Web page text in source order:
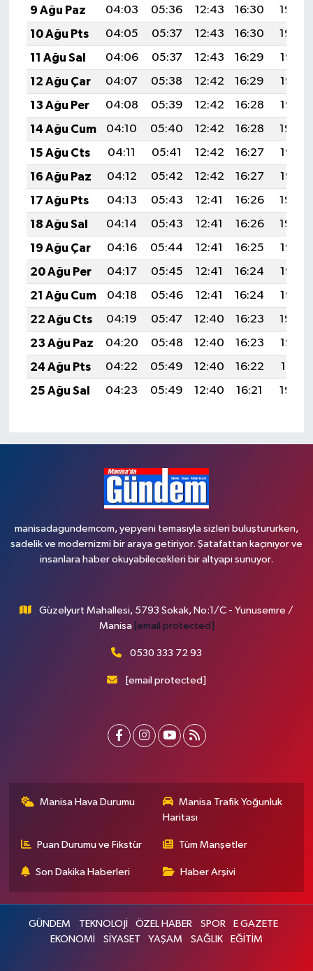
9 Ağu Paz
04:03 05:36 12:43 16:30
19:40
10 Ağu Pts
04:05 05:37 12:43 16:30
19:39
11 Ağu Sal
04:06 05:37 12:43 16:29
19:38
12 Ağu Çar
04:07 05:38 12:42 16:29
19:37
13 Ağu Per
04:08 05:39 12:42 16:28
19:35
14 Ağu Cum
04:10 05:40 12:42 16:28
19:34
15 Ağu Cts
04:11 05:41 12:42 16:27
19:33
16 Ağu Paz
04:12 05:42 12:42 16:27
19:32
17 Ağu Pts
04:13 05:43 12:41 16:26
19:30
18 Ağu Sal
04:14 05:43 12:41 16:26
19:29
19 Ağu Çar
04:16 05:44 12:41 16:25
19:28
20 Ağu Per
04:17 05:45 12:41 16:24
19:27
21 Ağu Cum
04:18 05:46 12:41 16:24
19:25
22 Ağu Cts
04:19 05:47 12:40 16:23
19:24
23 Ağu Paz
04:20 05:48 12:40 16:23
19:22
24 Ağu Pts
04:22 05:49 12:40 16:22
19:21
25 Ağu Sal
04:23 05:49 12:40 16:21 19:20
manisadagundemcom, yepyeni temasıyla sizleri buluştururken,
sadelik ve modernizmi bir araya getiriyor. Şatafattan kaçınıyor ve
insanlara haber okuyabilecekleri bir altyapı sunuyor.
Güzelyurt Mahallesi, 5793 Sokak, No:1/C - Yunusemre /
Manisa [email protected]
0530 333 72 93
[email protected]
Manisa Hava Durumu
Manisa Trafik Yoğunluk
Haritası
Puan Durumu ve Fikstür Tüm Manşetler
Son Dakika Haberleri Haber Arşivi
GÜNDEM TEKNOLOJİ ÖZEL HABER SPOR
E GAZETE
EKONOMİ
SİYASET YAŞAM SAĞLIK EĞİTİM